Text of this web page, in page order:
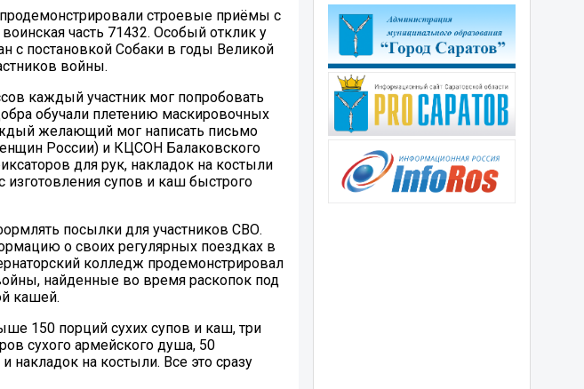
строевые приёмы с
часть 71432. Особый отклик у
с постановкой Собаки в годы Великой
войны.
каждый участник мог попробовать
обучали плетению маскировочных
желающий мог написать письмо
России) и КЦСОН Балаковского
для рук, накладок на костыли
супов и каш быстрого
посылки для участников СВО.
о своих регулярных поездках в
колледж продемонстрировал
найденные во время раскопок под
кашей.
150 порций сухих супов и каш, три
сухого армейского душа, 50
накладок на костыли. Все это сразу